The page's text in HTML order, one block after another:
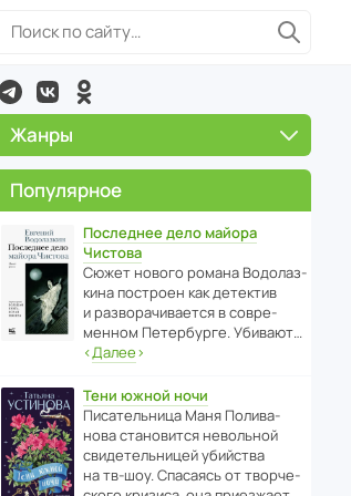
Жанры
Популярное
Последнее дело майора
Чистова
Сюжет нового романа Водо­ла­з­
кина пост­роен как дете­ктив
и разво­ра­чи­ва­ется в совре­
менном Пете­р­бурге. Убивают…
‹Далее›
Тени южной ночи
Писа­тель­ница Маня Поли­ва­
нова стано­вится невольной
свиде­тель­ницей убийства
на тв-шоу. Спасаясь от твор­че­